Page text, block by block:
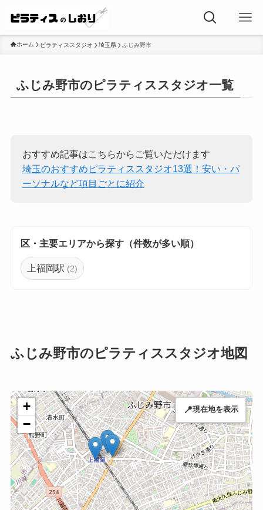
ホーム ピラティススタジオ 埼玉県 ふじみ野市
ふじみ野市のピラティススタジオ一覧
おすすめ記事はこちらからご覧いただけます
埼玉のおすすめピラティススタジオ13選！安い・パ
ーソナルなど項目ごとに紹介
区・主要エリアから探す（件数が多い順）
上福岡駅 (2)
ふじみ野市のピラティススタジオ地図
+
−
📍現在地を表示